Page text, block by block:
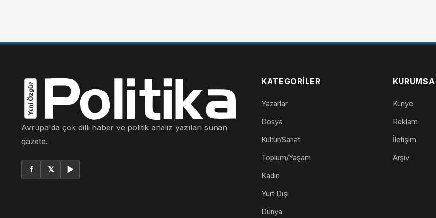
Avrupa'da çok dilli haber ve politik analiz yazıları sunan
gazete.
f 𝕏 ▶
KATEGORILER
Yazarlar
Dosya
Kültür/Sanat
Toplum/Yaşam
Kadın
Yurt Dışı
Dünya
Künye
Reklam
İletişim
Arşiv